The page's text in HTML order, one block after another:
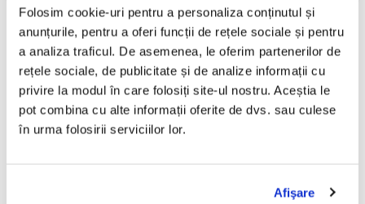
Folosim cookie-uri pentru a personaliza conținutul și
anunțurile, pentru a oferi funcții de rețele sociale și pentru
a analiza traficul. De asemenea, le oferim partenerilor de
rețele sociale, de publicitate și de analize informații cu
privire la modul în care folosiți site-ul nostru. Aceștia le
pot combina cu alte informații oferite de dvs. sau culese
în urma folosirii serviciilor lor.
Afişare
9
You Get Me So High
2:33
10
Reflections
4:04
11
Too Serious
3:14
12
Stuck With Me 4:19
VEZI MAI MULT
Stare Coperta: Mint
Stare Disc:Mint
Gen:Rock
Stil:Indie Rock
An Lansare:An Lansare:
Informatii conformitate produs